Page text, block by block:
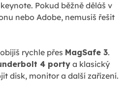
Pokud běžně děláš v
nebo Adobe, nemusíš řešit
rychle přes MagSafe 3.
4 porty a klasický
disk, monitor a další zařízení.